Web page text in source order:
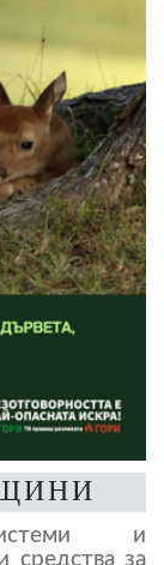
и
средства за